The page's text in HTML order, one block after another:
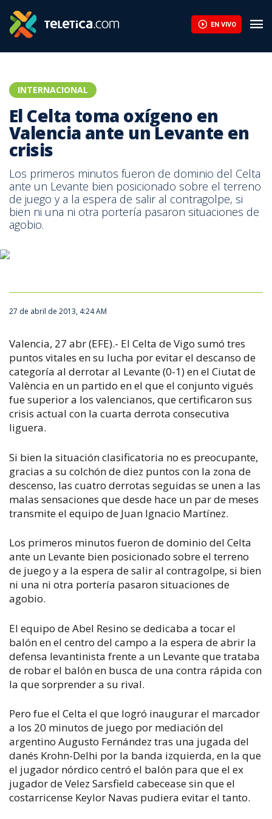
EN VIVO
INTERNACIONAL
El Celta toma oxígeno en
Valencia ante un Levante en
crisis
Los primeros minutos fueron de dominio del Celta
ante un Levante bien posicionado sobre el terreno
de juego y a la espera de salir al contragolpe, si
bien ni una ni otra portería pasaron situaciones de
agobio.
27 de abril de 2013, 4:24 AM
Valencia, 27 abr (EFE).- El Celta de Vigo sumó tres
puntos vitales en su lucha por evitar el descanso de
categoría al derrotar al Levante (0-1) en el Ciutat de
València en un partido en el que el conjunto vigués
fue superior a los valencianos, que certificaron sus
crisis actual con la cuarta derrota consecutiva
liguera.
Si bien la situación clasificatoria no es preocupante,
gracias a su colchón de diez puntos con la zona de
descenso, las cuatro derrotas seguidas se unen a las
malas sensaciones que desde hace un par de meses
transmite el equipo de Juan Ignacio Martínez.
Los primeros minutos fueron de dominio del Celta
ante un Levante bien posicionado sobre el terreno
de juego y a la espera de salir al contragolpe, si bien
ni una ni otra portería pasaron situaciones de
agobio.
El equipo de Abel Resino se dedicaba a tocar el
balón en el centro del campo a la espera de abrir la
defensa levantinista frente a un Levante que trataba
de robar el balón en busca de una contra rápida con
la que sorprender a su rival.
Pero fue el Celta el que logró inaugurar el marcador
a los 20 minutos de juego por mediación del
argentino Augusto Fernández tras una jugada del
danés Krohn-Delhi por la banda izquierda, en la que
el jugador nórdico centró el balón para que el ex
jugador de Velez Sarsfield cabecease sin que el
costarricense Keylor Navas pudiera evitar el tanto.